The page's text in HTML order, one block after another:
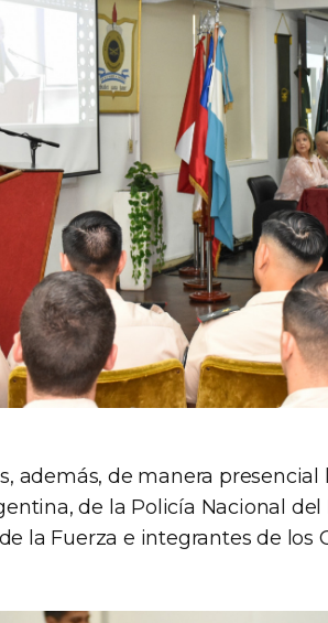
además, de manera presencial
de la Policía Nacional
la Fuerza e integrantes de los